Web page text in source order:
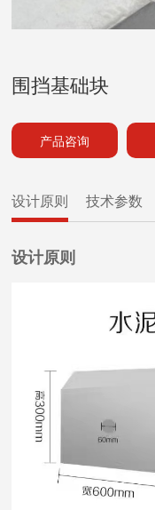
围挡基础块
产品咨询
设计原则 技术参数
设计原则